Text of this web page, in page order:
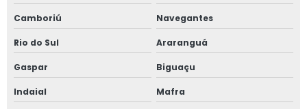
Camboriú Navegantes
Rio do Sul Araranguá
Gaspar Biguaçu
Indaial Mafra